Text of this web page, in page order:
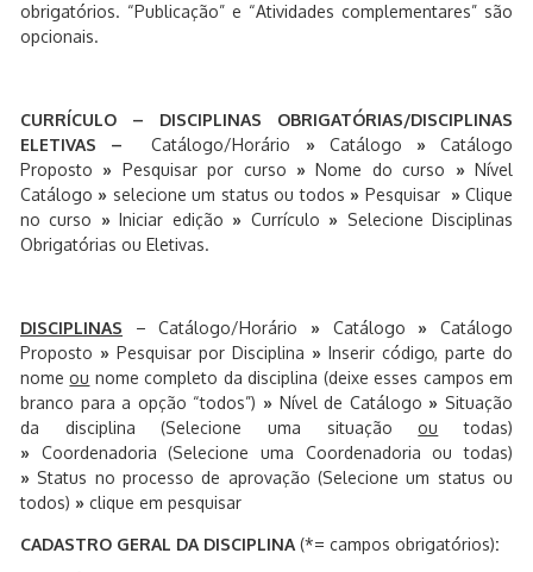
obrigatórios. “Publicação” e “Atividades complementares” são
opcionais.
CURRÍCULO – DISCIPLINAS OBRIGATÓRIAS/DISCIPLINAS
ELETIVAS –Catálogo/Horário » Catálogo » Catálogo
Proposto » Pesquisar por curso » Nome do curso » Nível
Catálogo » selecione um status ou todos » Pesquisar » Clique
no curso »Iniciar edição » Currículo » Selecione Disciplinas
Obrigatórias ou Eletivas.
DISCIPLINAS – Catálogo/Horário » Catálogo »Catálogo
Proposto » Pesquisar por Disciplina » Inserir código, parte do
nomeou nome completo da disciplina (deixe esses campos em
branco para a opção “todos”) » Nível de Catálogo » Situação
da disciplina (Selecione uma situaçãoou todas)
» Coordenadoria (Selecione uma Coordenadoria ou todas)
» Status no processo de aprovação (Selecione um status ou
todos) » clique em pesquisar
CADASTRO GERAL DA DISCIPLINA (*= campos obrigatórios):